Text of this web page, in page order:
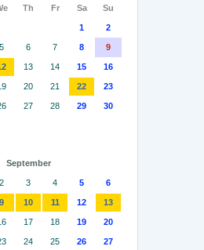
Th Fr Sa Su
1 2
5 6 7 8 9
13 14 15 16
20 21 22 23
27 28 29 30
September
2 3 4 5 6
9 10 11 12 13
17 18 19 20
24 25 26 27